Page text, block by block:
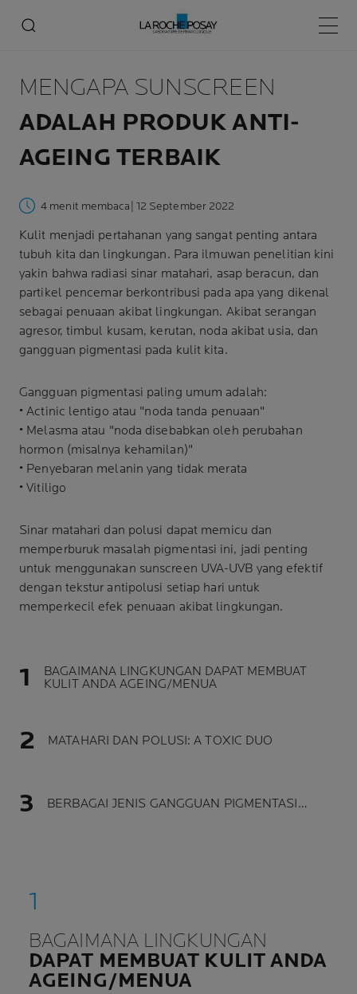
Menu
MENGAPA SUNSCREEN
ADALAH PRODUK ANTI-
AGEING TERBAIK
4 menit membaca | 12 September 2022
Kulit menjadi pertahanan yang sangat penting antara
tubuh kita dan lingkungan. Para ilmuwan penelitian kini
yakin bahwa radiasi sinar matahari, asap beracun, dan
partikel pencemar berkontribusi pada apa yang dikenal
sebagai penuaan akibat lingkungan. Akibat serangan
agresor, timbul kusam, kerutan, noda akibat usia, dan
gangguan pigmentasi pada kulit kita.
Gangguan pigmentasi paling umum adalah:
• Actinic lentigo atau "noda tanda penuaan"
• Melasma atau "noda disebabkan oleh perubahan
hormon (misalnya kehamilan)"
• Penyebaran melanin yang tidak merata
• Vitiligo
Sinar matahari dan polusi dapat memicu dan
memperburuk masalah pigmentasi ini, jadi penting
untuk menggunakan sunscreen UVA-UVB yang efektif
dengan tekstur antipolusi setiap hari untuk
memperkecil efek penuaan akibat lingkungan.
BAGAIMANA LINGKUNGAN DAPAT MEMBUAT
KULIT ANDA AGEING/MENUA
MATAHARI DAN POLUSI: A TOXIC DUO
BERBAGAI JENIS GANGGUAN PIGMENTASI…
BAGAIMANA LINGKUNGAN
DAPAT MEMBUAT KULIT ANDA
AGEING/MENUA